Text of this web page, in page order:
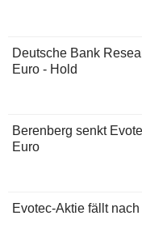
Deutsche Bank
Euro - Hold
Berenberg senkt
Euro
Evotec-Aktie fällt